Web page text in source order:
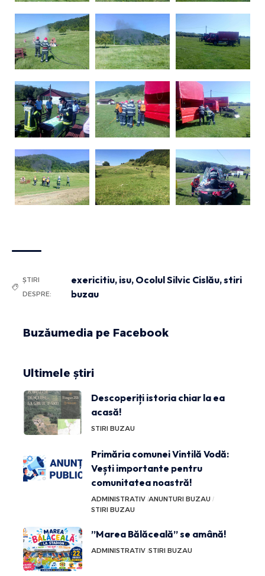
ȘTIRI
DESPRE:
exericitiu, isu, Ocolul Silvic Cislău,stiri
buzau
Buzăumedia pe Facebook
Ultimele știri
Descoperiți istoria chiar la ea
acasă!
STIRI BUZAU
Primăria comunei Vintilă Vodă:
Vești importante pentru
comunitatea noastră!
ADMINISTRATIV ANUNTURI BUZAU
STIRI BUZAU
”Marea Bălăceală” se amână!
ADMINISTRATIV STIRI BUZAU